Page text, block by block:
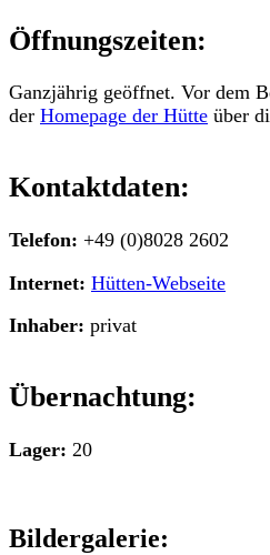
Öffnungszeiten:
Ganzjährig geöffnet. Vor dem
der Homepage der Hütte über
Kontaktdaten:
Telefon: +49 (0)8028 2602
Internet: Hütten-Webseite
Inhaber: privat
Übernachtung:
Lager: 20
Bildergalerie: